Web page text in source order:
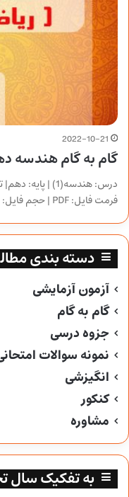
2022-10-21
گام به گام هندسه
فرمت فایل: PDF | حجم فایل: 53مگابایت تعداد فایل:…
دسته بندی
آزمون آزمایشی
گام به گام
جزوه درسی
نمونه سوالات
انگیزشی
کنکور
مشاوره
به تفکیک سال